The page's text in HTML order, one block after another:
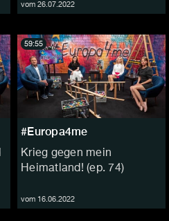
vom 26.07.2022
#Europa4me
Krieg gegen mein
Heimatland! (ep. 74)
vom 16.06.2022
59:55